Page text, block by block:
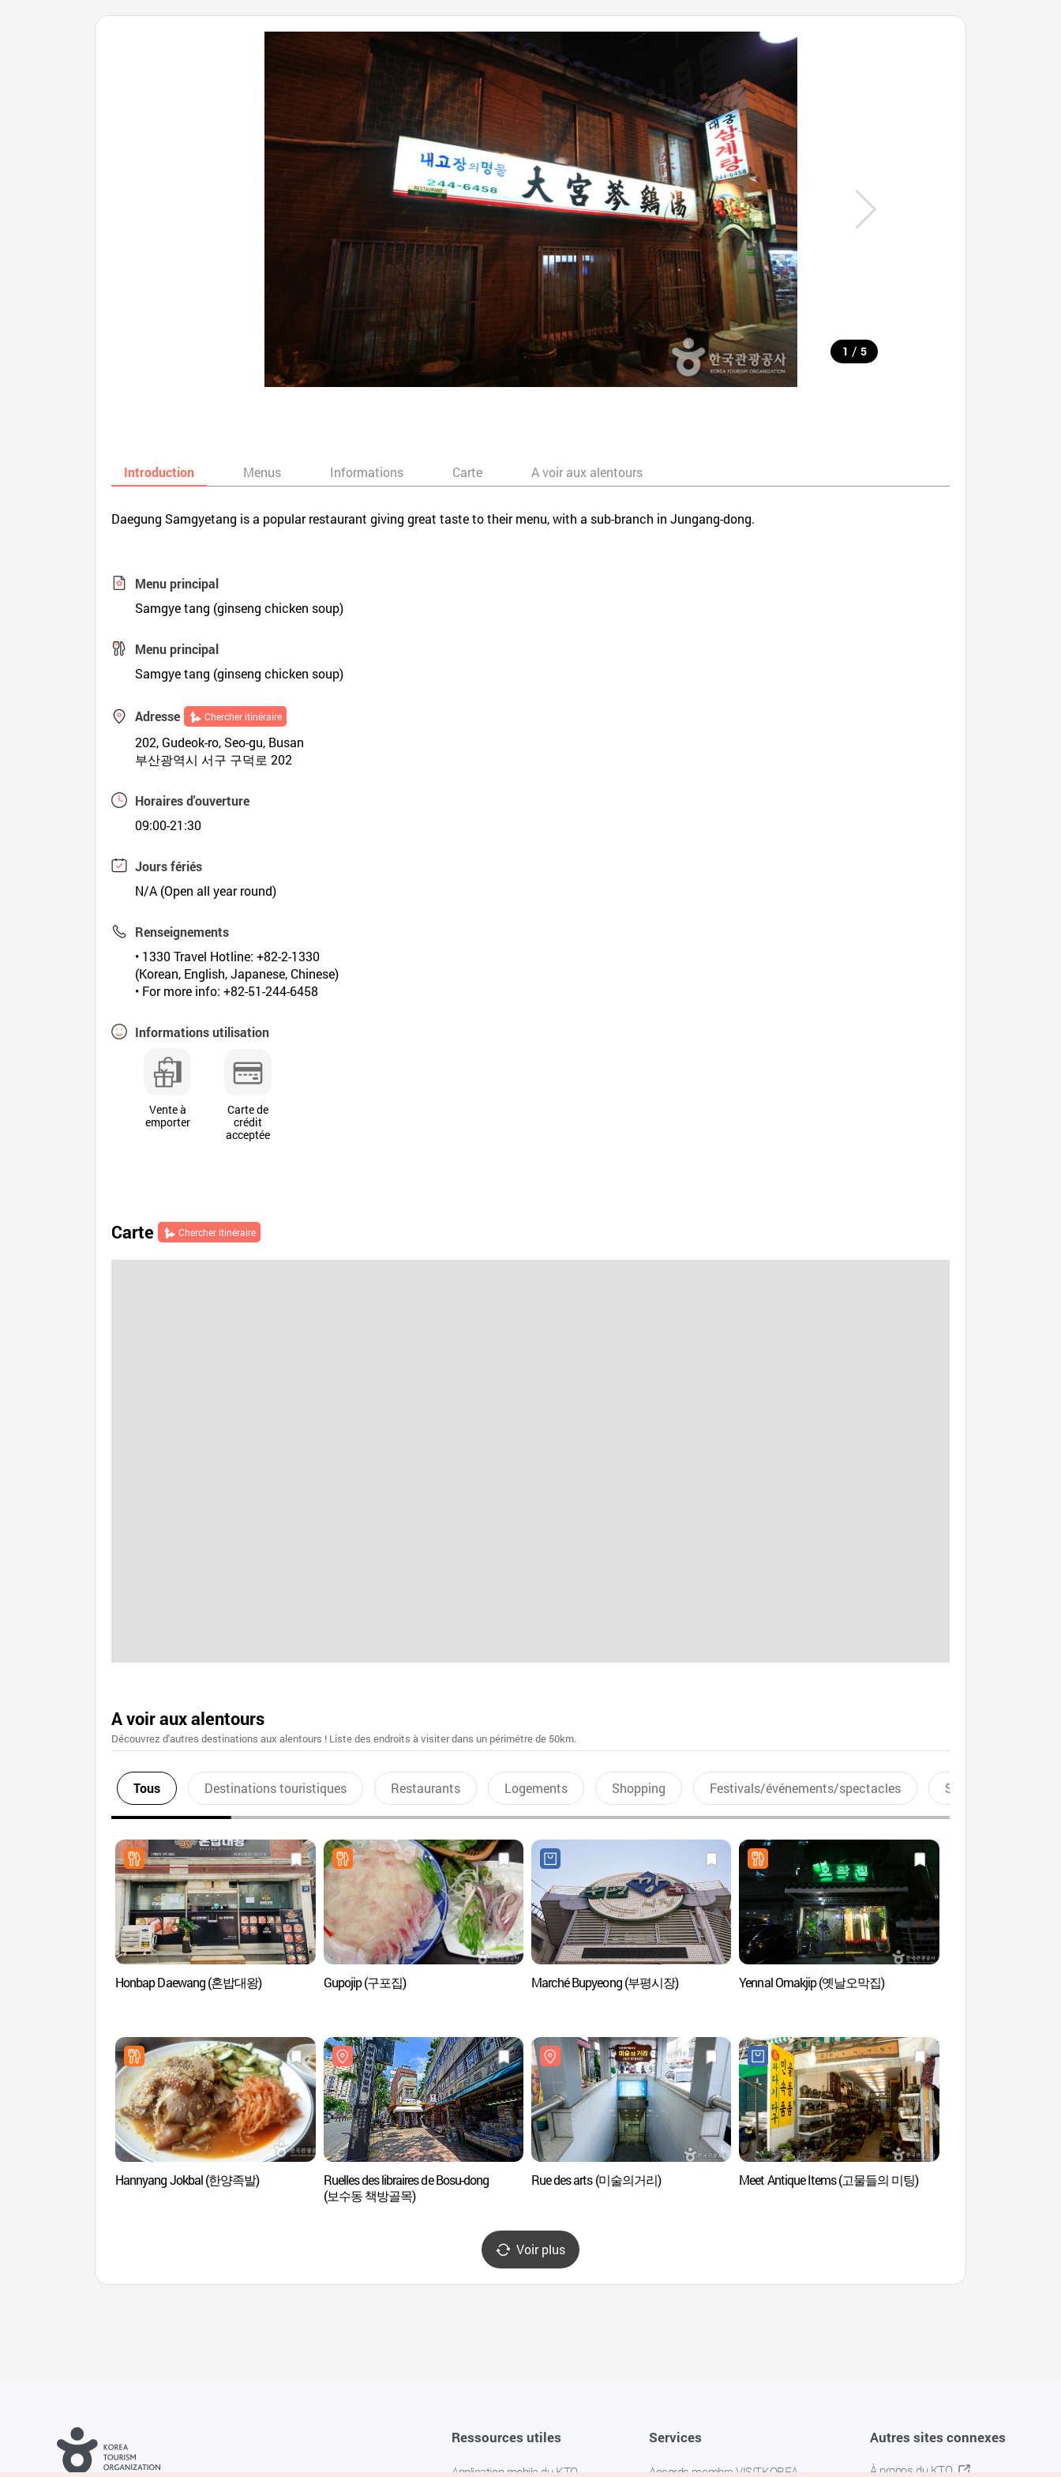
1 / 5
Introduction Menus Informations Carte A voir aux alentours
Daegung Samgyetang is a popular restaurant giving great taste to their menu, with a sub-branch in Jungang-dong.
Menu principal
Samgye tang (ginseng chicken soup)
Menu principal
Samgye tang (ginseng chicken soup)
Adresse Chercher itinéraire
202, Gudeok-ro, Seo-gu, Busan
부산광역시 서구 구덕로 202
Horaires d'ouverture
09:00-21:30
Jours fériés
N/A (Open all year round)
Renseignements
• 1330 Travel Hotline: +82-2-1330
(Korean, English, Japanese, Chinese)
• For more info: +82-51-244-6458
Informations utilisation
Vente à
emporter
Carte de
crédit
acceptée
Carte Chercher itinéraire
A voir aux alentours
Découvrez d'autres destinations aux alentours ! Liste des endroits à visiter dans un périmétre de 50km.
Tous Destinations touristiques Restaurants Logements Shopping Festivals/événements/spectacles Sports aquatiques
Honbap Daewang (혼밥대왕) Gupojip (구포집) Marché Bupyeong (부평시장) Yennal Omakjip (옛날오막집)
Hannyang Jokbal (한양족발)
Ruelles des libraires de Bosu-dong
(보수동 책방골목)
Rue des arts (미술의거리) Meet Antique Items (고물들의 미팅)
Voir plus
Ressources utiles
Application mobile du KTO
Services
Accords membre VISITKOREA
Autres sites connexes
À propos du KTO